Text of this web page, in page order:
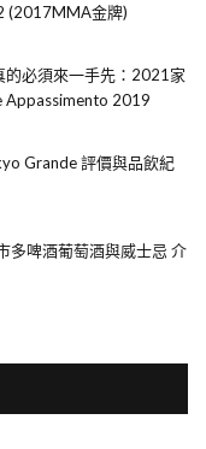
(2017MMA金牌)
的必須來一手先：2021家
Appassimento 2019
Grande 評價與品飲紀
啤酒葡萄酒與威士忌 介